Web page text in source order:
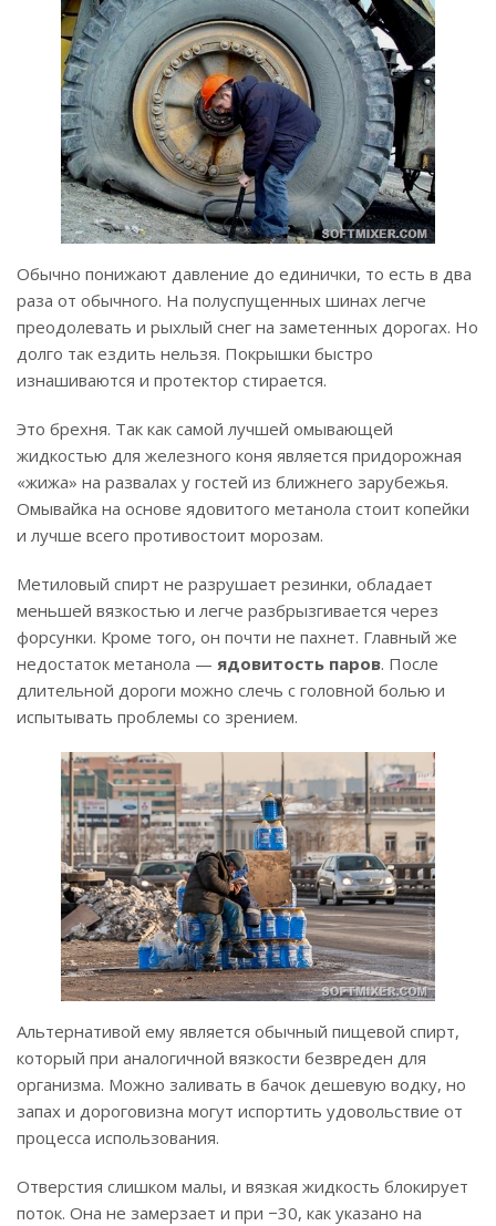
Обычно понижают давление до единички, то есть в два
раза от обычного. На полуспущенных шинах легче
преодолевать и рыхлый снег на заметенных дорогах. Но
долго так ездить нельзя. Покрышки быстро
изнашиваются и протектор стирается.
Это брехня. Так как самой лучшей омывающей
жидкостью для железного коня является придорожная
«жижа» на развалах у гостей из ближнего зарубежья.
Омывайка на основе ядовитого метанола стоит копейки
и лучше всего противостоит морозам.
Метиловый спирт не разрушает резинки, обладает
меньшей вязкостью и легче разбрызгивается через
форсунки. Кроме того, он почти не пахнет. Главный же
недостаток метанола — ядовитость паров. После
длительной дороги можно слечь с головной болью и
испытывать проблемы со зрением.
Альтернативой ему является обычный пищевой спирт,
который при аналогичной вязкости безвреден для
организма. Можно заливать в бачок дешевую водку, но
запах и дороговизна могут испортить удовольствие от
процесса использования.
Отверстия слишком малы, и вязкая жидкость блокирует
поток. Она не замерзает и при −30, как указано на